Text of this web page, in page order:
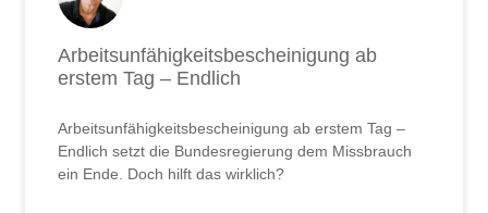
Arbeitsunfähigkeitsbescheinigung ab
erstem Tag – Endlich
Arbeitsunfähigkeitsbescheinigung ab erstem Tag –
Endlich setzt die Bundesregierung dem Missbrauch
ein Ende. Doch hilft das wirklich?